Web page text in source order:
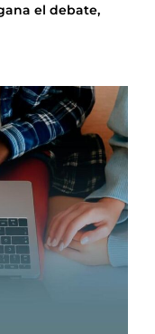
el debate,